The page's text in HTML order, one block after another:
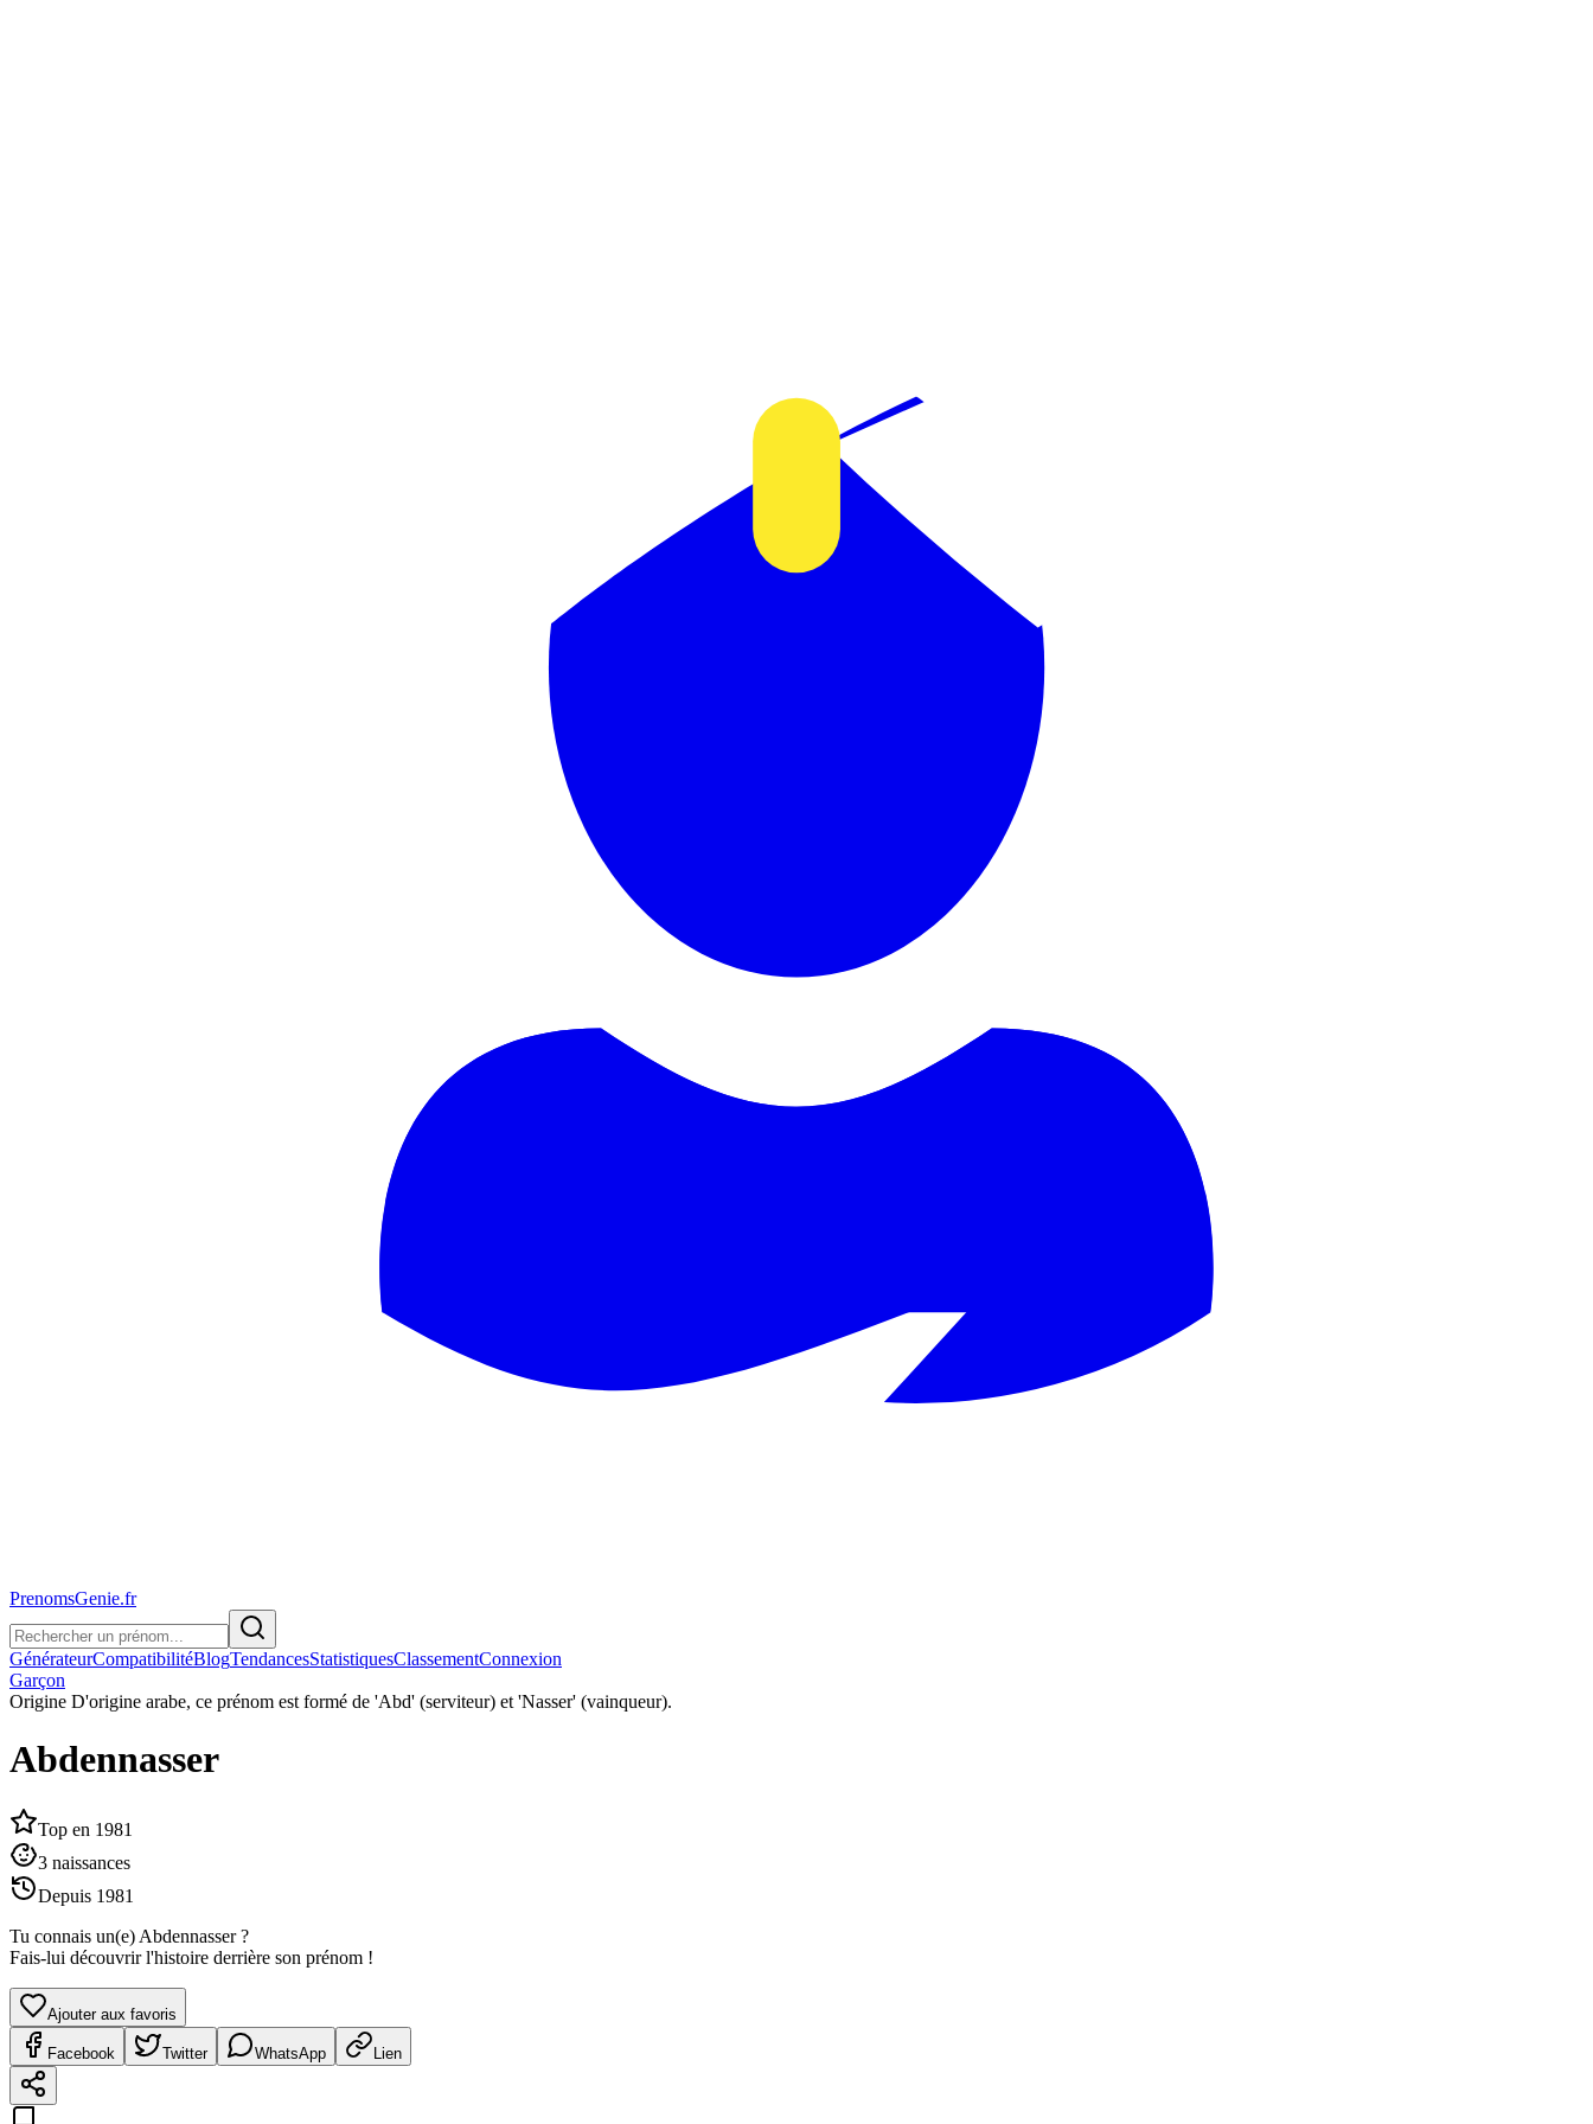
PrenomsGenie.fr
GénérateurCompatibilitéBlogTendancesStatistiquesClassementConnexion
Garçon
Origine D'origine arabe, ce prénom est formé de 'Abd' (serviteur) et 'Nasser' (vainqueur).
Abdennasser
Top en 1981
3 naissances
Depuis 1981
Tu connais un(e) Abdennasser?
Fais-lui découvrir l'histoire derrière son prénom !
Ajouter aux favoris
Facebook Twitter WhatsApp Lien